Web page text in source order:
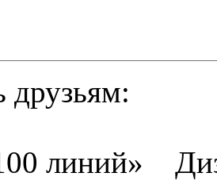
друзьям:
линий»